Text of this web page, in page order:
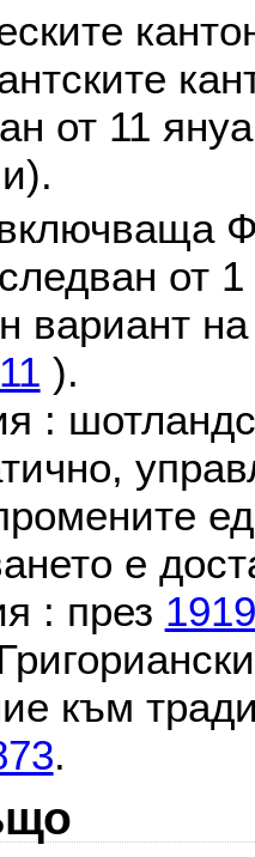
от 11
от
вариант
).
:
е
: през 1919
към
.